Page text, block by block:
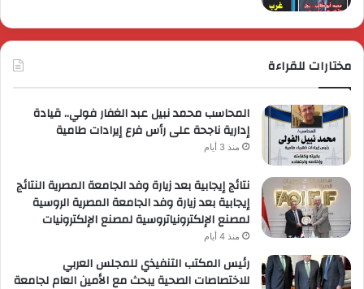
مختارات للقراءة
المحاسب محمد نبيل عبد الغفار فولي.. قيادة
إدارية ناجحة على رأس فرع إيرادات طامية
منذ 3 أيام
نتائج إيجابية بعد زيارة وفد الجامعة المصرية النتائج
إيجابية بعد زيارة وفد الجامعة المصرية الروسية
لمصنع الإلكترونياتروسية لمصنع الإلكترونيات
منذ 4 أيام
رئيس المكتب التنفيذي للمجلس العربي
للاختصاصات الصحية يبحث مع الأمين العام لجامعة